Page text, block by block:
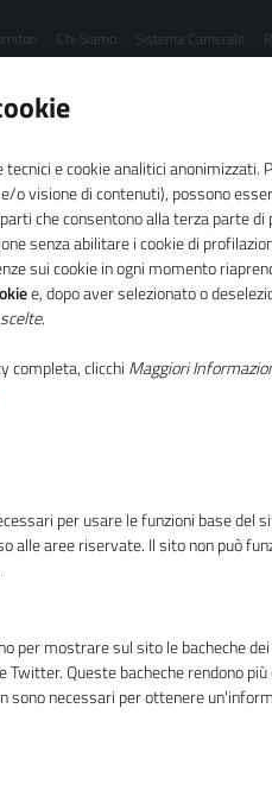
Chi Siamo Sistema Camerale
Febbraio 2026
per la
in Italia o all’estero
la
a fiere
in Italia o
e cookie analitici anonimizzati.
o visione di contenuti), possono
che consentono alla terza parte
senza abilitare i cookie di
sui cookie in ogni momento
e, dopo aver selezionato o
.
completa, clicchi Maggiori
per usare le funzioni base del
alle aree riservate. Il sito non può
per mostrare sul sito le bacheche
Twitter. Queste bacheche rendono
sono necessari per ottenere